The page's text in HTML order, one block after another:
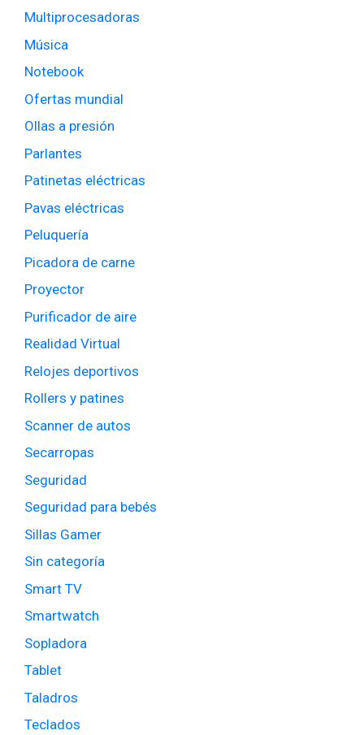
Multiprocesadoras
Música
Notebook
Ofertas mundial
Ollas a presión
Parlantes
Patinetas eléctricas
Pavas eléctricas
Peluquería
Picadora de carne
Proyector
Purificador de aire
Realidad Virtual
Relojes deportivos
Rollers y patines
Scanner de autos
Secarropas
Seguridad
Seguridad para bebés
Sillas Gamer
Sin categoría
Smart TV
Smartwatch
Sopladora
Tablet
Taladros
Teclados